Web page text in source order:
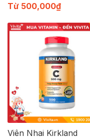
Từ 500,000₫
Viên Nhai Kirkland